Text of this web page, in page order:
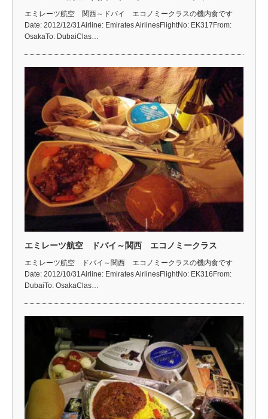
エミレーツ航空 関西～ドバイ エコノミークラスの機内食です
Date: 2012/12/31Airline: Emirates AirlinesFlightNo: EK317From:
OsakaTo: DubaiClas…
エミレーツ航空 ドバイ～関西 エコノミークラス
エミレーツ航空 ドバイ～関西 エコノミークラスの機内食です
Date: 2012/10/31Airline: Emirates AirlinesFlightNo: EK316From:
DubaiTo: OsakaClas…